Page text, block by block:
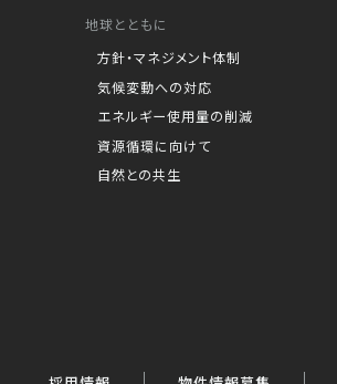
地球とともに
方針・マネジメント体制
気候変動への対応
エネルギー使用量の削減
資源循環に向けて
自然との共生